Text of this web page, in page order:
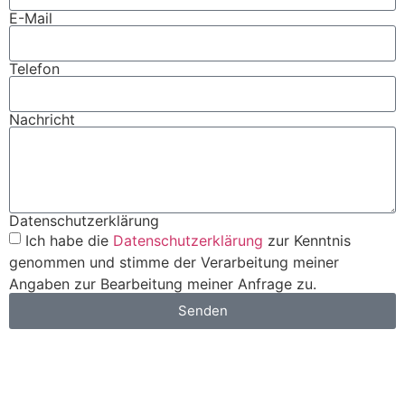
E-Mail
Telefon
Nachricht
Datenschutzerklärung
Ich habe die Datenschutzerklärung zur Kenntnis
genommen und stimme der Verarbeitung meiner
Angaben zur Bearbeitung meiner Anfrage zu.
Senden